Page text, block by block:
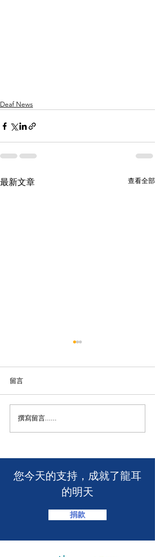
Deaf News
最新文章 查看全部
香港警務處 | 網上申請992
緊急短訊求助服務
留言
撰寫留言......
​您今天的支持，成就了龍耳
的明天
捐款